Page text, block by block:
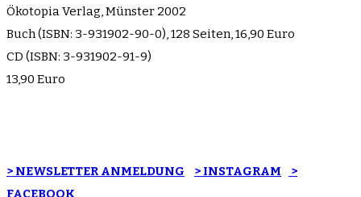
Ökotopia Verlag, Münster 2002
Buch (ISBN: 3-931902-90-0), 128 Seiten, 16,90 Euro
CD (ISBN: 3-931902-91-9)
13,90 Euro
> NEWSLETTER ANMELDUNG > INSTAGRAM
>